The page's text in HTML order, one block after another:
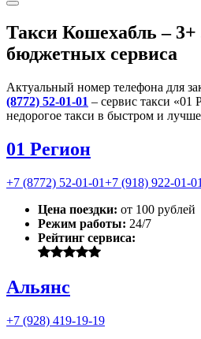
Такси Кошехабль –
бюджетных сервиса
Актуальный номер телефона для
(8772) 52-01-01 – сервис такси «01
недорогое такси в быстром и
01 Регион
+7 (8772) 52-01-01+7 (918) 922-01-01
Цена поездки: от 100 рублей
Режим работы: 24/7
Рейтинг сервиса:
Альянс
+7 (928) 419-19-19